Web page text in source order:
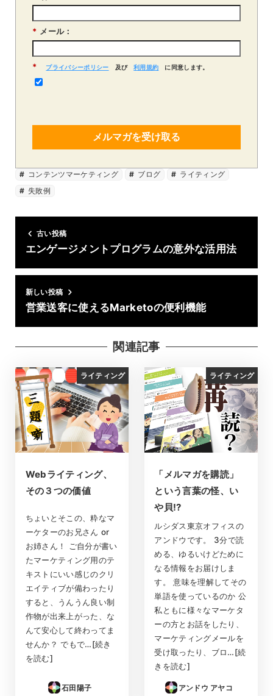
* メール：
* プライバシーポリシー 及び 利用規約 に同意します。
メルマガを受け取る
コンテンツマーケティング ブログ
ライティング
失敗例
古い投稿
エンゲージメントプログラムの意外な活用法
新しい投稿
営業送客に使えるMarketoの便利機能
関連記事
ライティング
Webライティング、
その３つの価値
ちょいとそこの、粋なマ
ーケターのお兄さん or
お姉さん！ ご自分が書い
たマーケティング用のテ
キストにいい感じのクリ
エイティブが備わったり
すると、うんうん良い制
作物が出来上がった、な
んて安心して終わってま
せんか？ でもで…[続き
を読む]
石田陽子
ライティング
「メルマガを購読」
という言葉の怪、い
や貝!?
ルシダス東京オフィスの
アンドウです。 3分で読
める、ゆるいけどために
なる情報をお届けしま
す。 意味を理解してその
単語を使っているのか 公
私ともに様々なマーケタ
ーの方とお話をしたり、
マーケティングメールを
受け取ったり、ブロ…[続
きを読む]
アンドウ アヤコ